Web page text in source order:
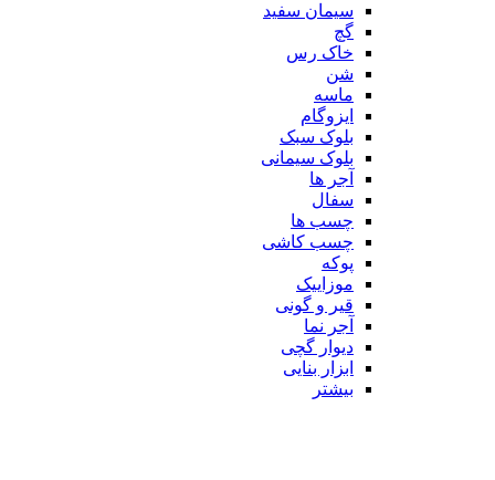
سیمان سفید
گچ
خاک رس
شن
ماسه
ایزوگام
بلوک سبک
بلوک سیمانی
آجر ها
سفال
چسب ها
چسب کاشی
پوکه
موزاییک
قیر و گونی
آجر نما
دیوار گچی
ابزار بنایی
بیشتر